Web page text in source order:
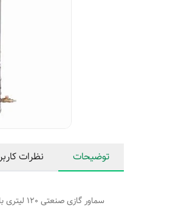
توضیحات نظرات
سماور گازی صنعتی 120 لیتری باگنجایش 115لیتر